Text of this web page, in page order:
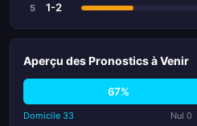
5 1-2
Aperçu des Pronostics à Venir
67%
Domicile 33 Nul 0